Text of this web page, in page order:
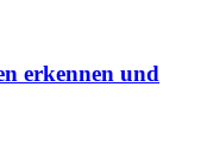
erkennen und